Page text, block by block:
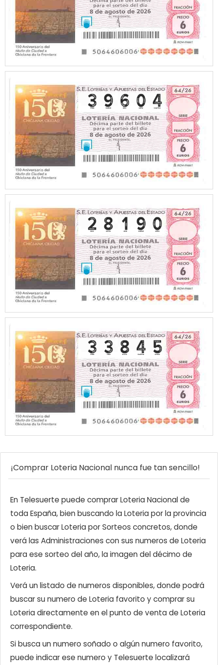
¡Comprar Loteria Nacional nunca fue tan sencillo!
En Telesuerte puede comprar Loteria Nacional de
toda España, bien buscando la Loteria por la provincia
o bien buscar Loteria por Sorteos concretos, donde
verá las Administraciones con sus numeros de Loteria
para ese sorteo del año, la imagen del décimo de
Loteria.
Verá un listado de numeros disponibles, donde podrá
buscar su numero de Loteria favorito y comprar su
Loteria directamente en el punto de venta de Loteria
correspondiente.
Si busca un numero soñado o algún numero favorito,
puede indicar ese numero y Telesuerte localizará